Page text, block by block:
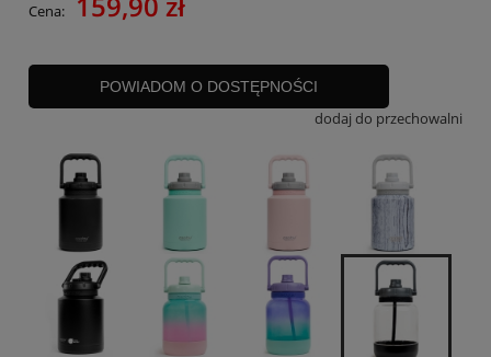
Cena:
POWIADOM O DOSTĘPNOŚCI
dodaj do przechowalni